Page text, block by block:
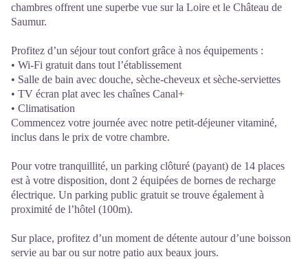
chambres offrent une superbe vue sur la Loire et le Château de
Saumur.
Profitez d’un séjour tout confort grâce à nos équipements :
• Wi-Fi gratuit dans tout l’établissement
• Salle de bain avec douche, sèche-cheveux et sèche-serviettes
• TV écran plat avec les chaînes Canal+
• Climatisation
Commencez votre journée avec notre petit-déjeuner vitaminé,
inclus dans le prix de votre chambre.
Pour votre tranquillité, un parking clôturé (payant) de 14 places
est à votre disposition, dont 2 équipées de bornes de recharge
électrique. Un parking public gratuit se trouve également à
proximité de l’hôtel (100m).
Sur place, profitez d’un moment de détente autour d’une boisson
servie au bar ou sur notre patio aux beaux jours.